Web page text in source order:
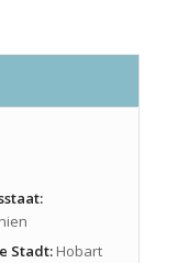
Stadt: Hobart